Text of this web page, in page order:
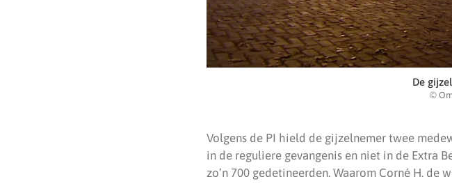
De
©
Volgens de PI hield de gijzelnemer twee
in de reguliere gevangenis en niet in de Extra
zo’n 700 gedetineerden. Waarom Corné H.